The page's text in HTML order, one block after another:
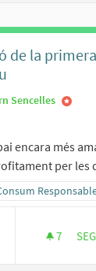
de la
Sencelles
encara més
per les
per la categoria:
7 7